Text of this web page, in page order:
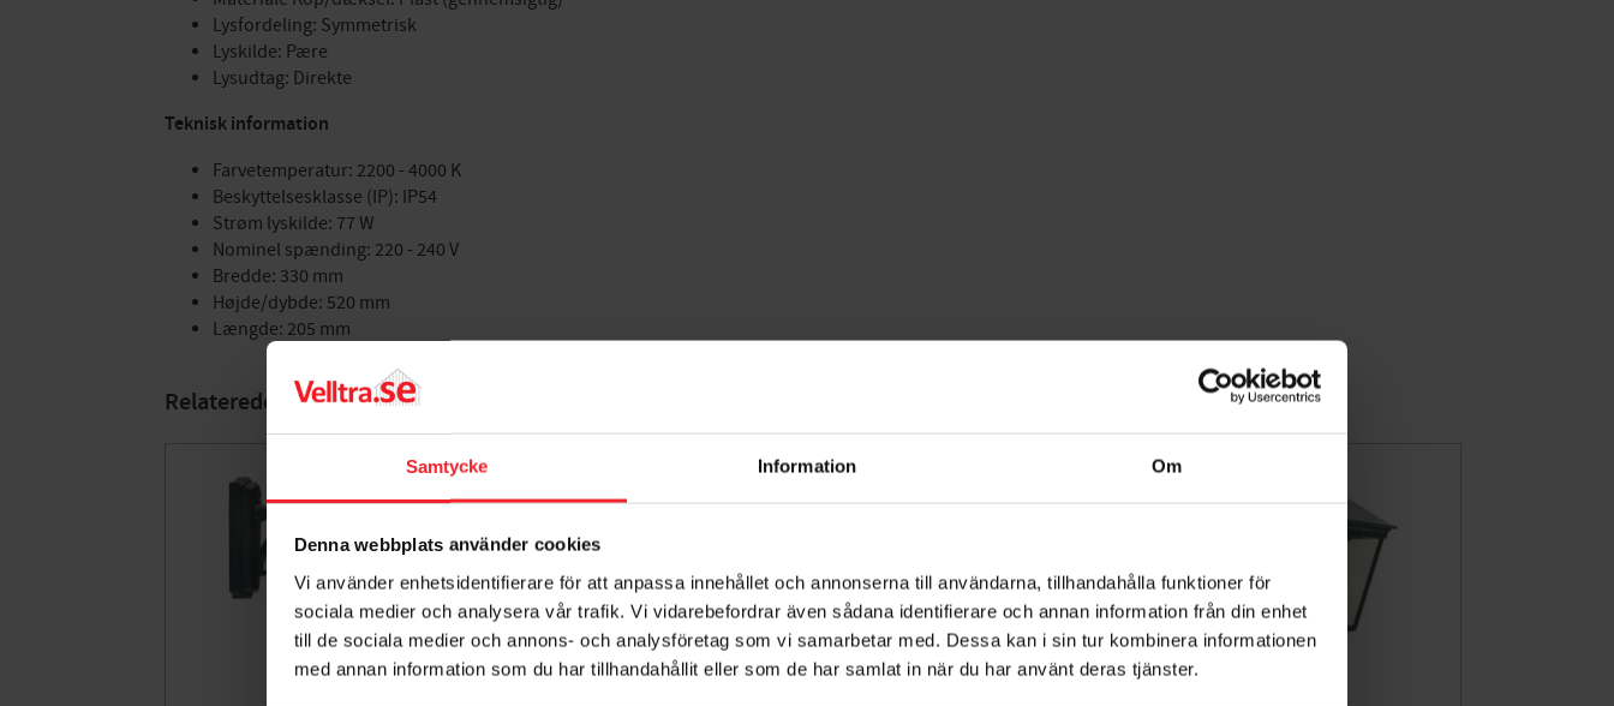
Samtycke Information Om
Denna webbplats använder cookies
Vi använder enhetsidentifierare för att anpassa innehållet och annonserna till användarna, tillhandahålla funktioner för
sociala medier och analysera vår trafik. Vi vidarebefordrar även sådana identifierare och annan information från din enhet
till de sociala medier och annons- och analysföretag som vi samarbetar med. Dessa kan i sin tur kombinera informationen
med annan information som du har tillhandahållit eller som de har samlat in när du har använt deras tjänster.
Lysfordeling: Symmetrisk
Lyskilde: Pære
Lysudtag: Direkte
Teknisk information
Farvetemperatur: 2200 - 4000 K
Beskyttelsesklasse (IP): IP54
Strøm lyskilde: 77 W
Nominel spænding: 220 - 240 V
Bredde: 330 mm
Højde/dybde: 520 mm
Længde: 205 mm
Relaterede produkter